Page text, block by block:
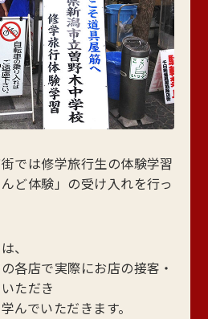
では修学旅行生の体験学習
ど体験」の受け入れを行っ
、
各店で実際にお店の接客・
ただき
んでいただきます。